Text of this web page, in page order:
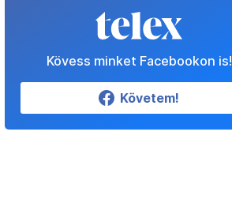
Kövess minket Facebookon is!
Követem!